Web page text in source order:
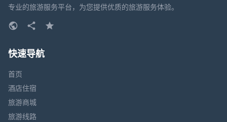
专业的旅游服务平台，为您提供优质的旅游服务体验。
快速导航
首页
酒店住宿
旅游商城
旅游线路